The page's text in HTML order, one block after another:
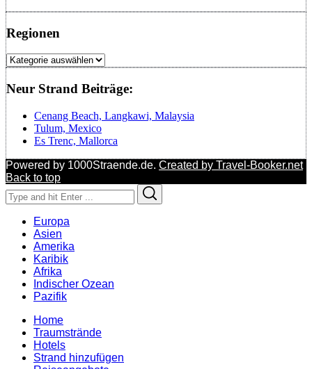
Regionen
Regionen
Neur Strand Beiträge:
Cenang Beach, Langkawi, Malaysia
Tulum, Mexico
Es Trenc, Mallorca
Powered by 1000Straende.de. Created by Travel-Booker.net
Back to top
Search
for:
Europa
Asien
Amerika
Karibik
Afrika
Indischer Ozean
Pazifik
Home
Traumstrände
Hotels
Strand hinzufügen